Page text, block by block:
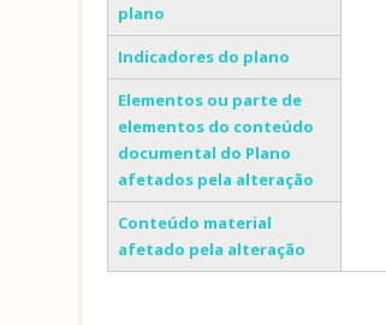
plano
Indicadores do plano
Elementos ou parte de
elementos do conteúdo
documental do Plano
afetados pela alteração
Conteúdo material
afetado pela alteração